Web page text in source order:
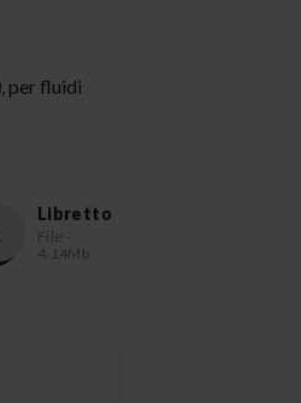
per fluidi
Libretto
File -
4.14Mb